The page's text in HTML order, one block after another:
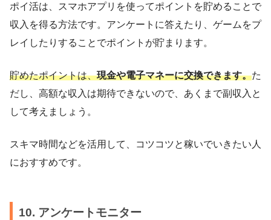
ポイ活は、スマホアプリを使ってポイントを貯めることで
収入を得る方法です。アンケートに答えたり、ゲームをプ
レイしたりすることでポイントが貯まります。
貯めたポイントは、現金や電子マネーに交換できます。た
だし、高額な収入は期待できないので、あくまで副収入と
して考えましょう。
スキマ時間などを活用して、コツコツと稼いでいきたい人
におすすめです。
10. アンケートモニター